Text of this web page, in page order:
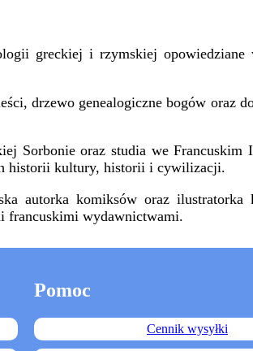
greckiej i rzymskiej
drzewo genealogiczne bogów oraz
Sorbonie oraz studia we
historii kultury, historii i cywilizacji.
autorka komiksów oraz
francuskimi wydawnictwami.
Pomoc
Cennik wysyłki